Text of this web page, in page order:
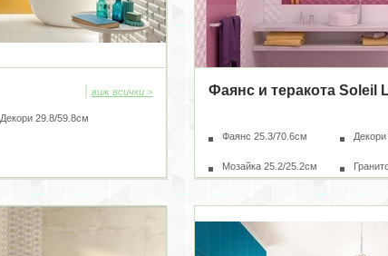
виж всички >
Декори 29.8/59.8см
Фаянс и теракота Soleil
Фаянс 25.3/70.6см
Мозайка 25.2/25.2см